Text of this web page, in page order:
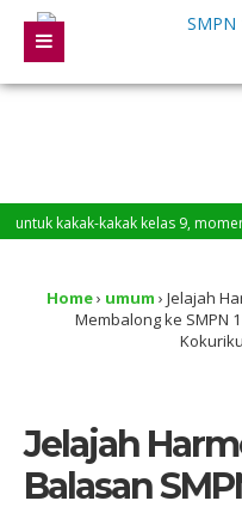
kakak kelas 9, momen
Home› umum › Jelajah
Membalong ke SMPN
Jelajah
Balasan